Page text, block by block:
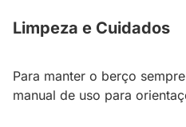
Limpeza e Cuidados
Para manter o berço
manual de uso para